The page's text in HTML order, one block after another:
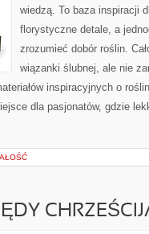
wiedzą. To baza inspiracji
florystyczne detale, a
zrozumieć dobór roślin.
wiązanki ślubnej, ale nie
inspiracyjnych o
dla pasjonatów, gdzie